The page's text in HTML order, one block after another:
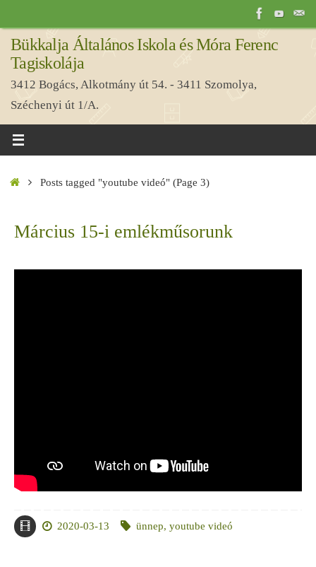
a
tartalomra
Bükkalja Általános Iskola és Móra Ferenc
Tagiskolája
3412 Bogács, Alkotmány út 54. - 3411 Szomolya,
Széchenyi út 1/A.
HomePosts tagged "youtube videó" (Page 3)
Március 15-i emlékműsorunk
2020-03-13 ünnep, youtube videó